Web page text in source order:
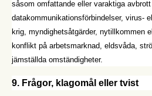
såsom omfattande eller varaktiga avbrott
datakommunikationsförbindelser, virus-
krig, myndighetsåtgärder, nytillkommen
konflikt på arbetsmarknad, eldsvåda,
jämställda omständigheter.
9. Frågor, klagomål eller tvist